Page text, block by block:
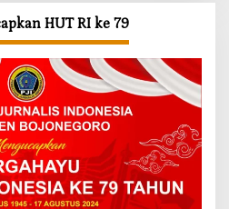
HUT RI ke 79